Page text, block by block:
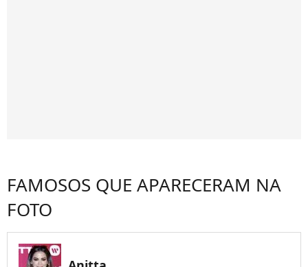
FAMOSOS QUE APARECERAM NA
FOTO